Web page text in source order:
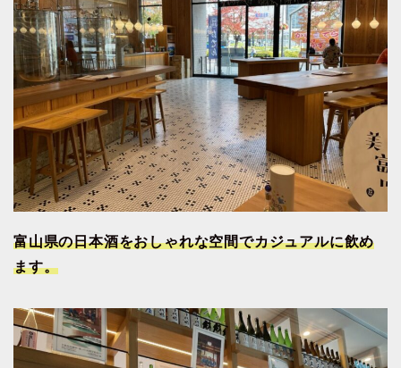
富山県の日本酒をおしゃれな空間でカジュアルに飲め
ます。